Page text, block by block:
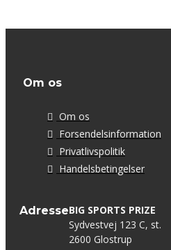
Om os
Om os
Forsendelsinformation
Privatlivspolitik
Handelsbetingelser
AdresseBIG SPORTS PRIZE
Sydvestvej 123 C, st.
2600 Glostrup